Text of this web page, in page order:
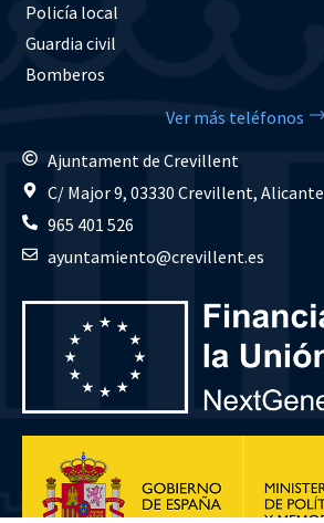
Policía local
Guardia civil
Bomberos
Ver más teléfonos
Ajuntament de Crevillent
C/ Major 9, 03330 Crevillent, Alicante
965 401 526
ayuntamiento@crevillent.es